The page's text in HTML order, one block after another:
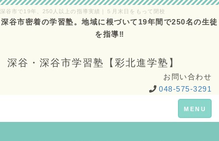
深谷市で19年、250人以上の指導実績｜５月末日をもって閉校
深谷市密着の学習塾。地域に根づいて19年間で250名の生徒
を指導‼
深谷・深谷市学習塾【彩北進学塾】
お問い合わせ
048-575-3291
Toggle
navigation
MENU